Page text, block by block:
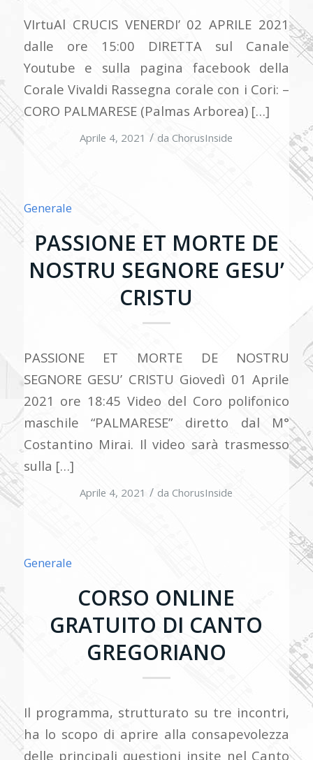
VIrtuAl CRUCIS VENERDI’ 02 APRILE 2021
dalle ore 15:00 DIRETTA sul Canale
Youtube e sulla pagina facebook della
Corale Vivaldi Rassegna corale con i Cori: –
CORO PALMARESE (Palmas Arborea) […]
Aprile 4, 2021 / daChorusInside
Generale
PASSIONE ET MORTE DE
NOSTRU SEGNORE GESU’
CRISTU
PASSIONE ET MORTE DE NOSTRU
SEGNORE GESU’ CRISTU Giovedì 01 Aprile
2021 ore 18:45 Video del Coro polifonico
maschile “PALMARESE” diretto dal M°
Costantino Mirai. Il video sarà trasmesso
sulla […]
Aprile 4, 2021 / da ChorusInside
Generale
CORSO ONLINE
GRATUITO DI CANTO
GREGORIANO
Il programma, strutturato su tre incontri,
ha lo scopo di aprire alla consapevolezza
delle principali questioni insite nel Canto